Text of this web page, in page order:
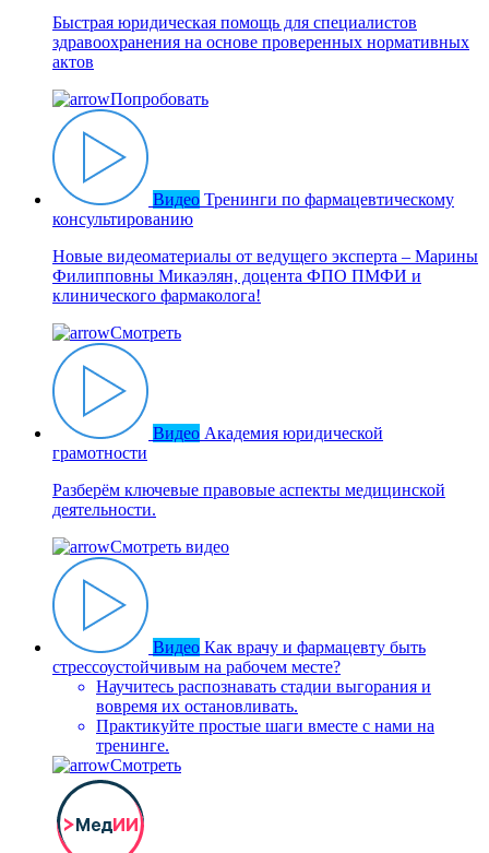
Быстрая юридическая помощь для специалистов
здравоохранения на основе проверенных нормативных
актов
Попробовать
Видео Тренинги по фармацевтическому
консультированию
Новые видеоматериалы от ведущего эксперта – Марины
Филипповны Микаэлян, доцента ФПО ПМФИ и
клинического фармаколога!
Смотреть
Видео Академия юридической
грамотности
Разберём ключевые правовые аспекты медицинской
деятельности.
Смотреть видео
Видео Как врачу и фармацевту быть
стрессоустойчивым на рабочем месте?
Научитесь распознавать стадии выгорания и
вовремя их остановливать.
Практикуйте простые шаги вместе с нами на
тренинге.
Смотреть